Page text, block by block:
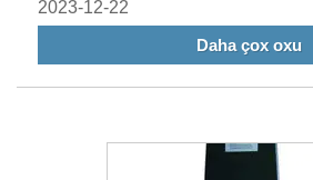
olunmasını təmin edirlər.
2023-12-22
Daha çox oxu